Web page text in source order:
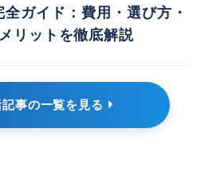
全ガイド：費用・選び方・
メリットを徹底解説
事の一覧を見る